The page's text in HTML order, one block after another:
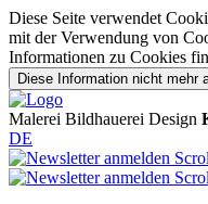
Diese Seite verwendet
mit der Verwendung von
Informationen zu Cookies
Diese Information nicht mehr
Malerei Bildhauerei Design
DE